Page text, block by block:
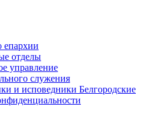
епархии
отделы
управление
служения
и исповедники Белгородские